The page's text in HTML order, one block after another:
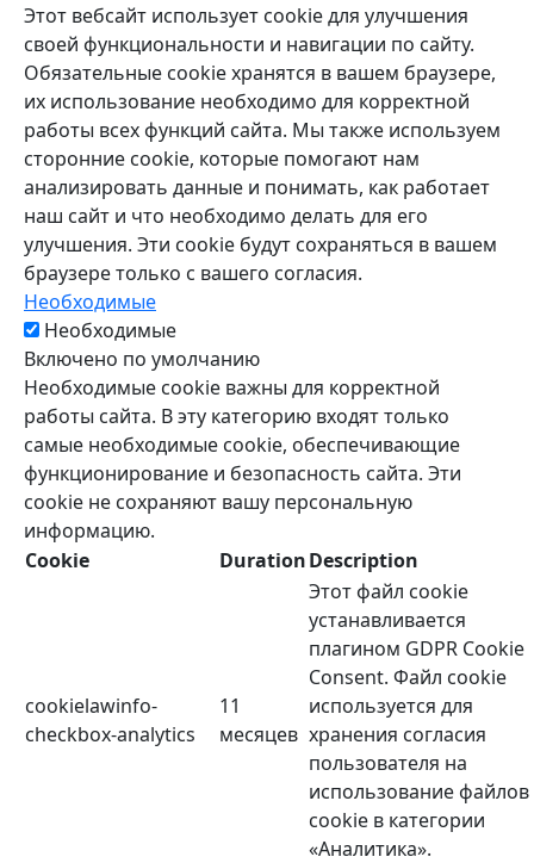
Этот вебсайт использует cookie для улучшения
своей функциональности и навигации по сайту.
Обязательные cookie хранятся в вашем браузере,
их использование необходимо для корректной
работы всех функций сайта. Мы также используем
сторонние cookie, которые помогают нам
анализировать данные и понимать, как работает
наш сайт и что необходимо делать для его
улучшения. Эти cookie будут сохраняться в вашем
браузере только с вашего согласия.
Необходимые
Необходимые
Включено по умолчанию
Необходимые cookie важны для корректной
работы сайта. В эту категорию входят только
самые необходимые cookie, обеспечивающие
функционирование и безопасность сайта. Эти
cookie не сохраняют вашу персональную
информацию.
Cookie
DurationDescription
cookielawinfo-
checkbox-analytics
11
месяцев
Этот файл cookie
устанавливается
плагином GDPR Cookie
Consent. Файл cookie
используется для
хранения согласия
пользователя на
использование файлов
cookie в категории
«Аналитика».